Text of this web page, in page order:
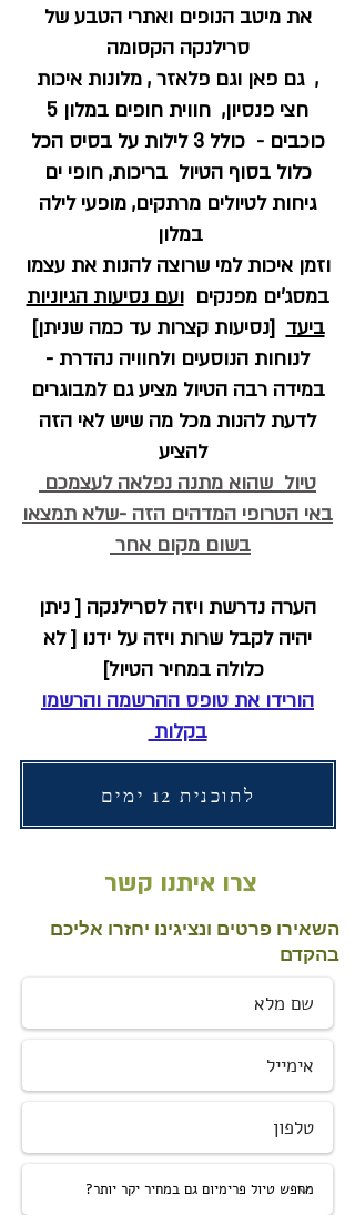
את מיטב הנופים ואתרי הטבע של
סרילנקה הקסומה
, גם פאן וגם פלאזר , מלונות איכות
חצי פנסיון, חווית חופים במלון 5
כוכבים - כולל 3 לילות על בסיס הכל
כלול בסוף הטיול בריכות, חופי ים
גיחות לטיולים מרתקים, מופעי לילה
במלון
וזמן איכות למי שרוצה להנות את עצמו
במסג'ים מפנקיםועם נסיעות הגיוניות
ביעד [נסיעות קצרות עד כמה שניתן]
לנוחות הנוסעים ולחוויה נהדרת -
במידה רבה הטיול מציע גם למבוגרים
לדעת להנות מכל מה שיש לאי הזה
להציע
טיול שהוא מתנה נפלאה לעצמכם
באי הטרופי המדהים הזה -שלא תמצאו
בשום מקום אחר
הערה נדרשת ויזה לסרילנקה [ ניתן
יהיה לקבל שרות ויזה על ידנו [ לא
כלולה במחיר הטיול]
הורידו את טופס ההרשמה והרשמו
בקלות
לתוכנית 12 ימים
צרו איתנו קשר
השאירו פרטים ונציגינו יחזרו אליכם
בהקדם